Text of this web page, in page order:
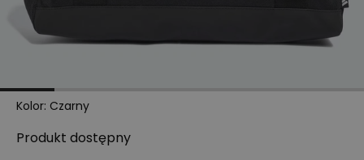
Kolor: Czarny
Produkt dostępny